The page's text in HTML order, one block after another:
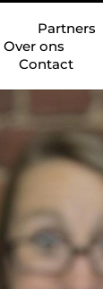
Partners
Over ons
Contact